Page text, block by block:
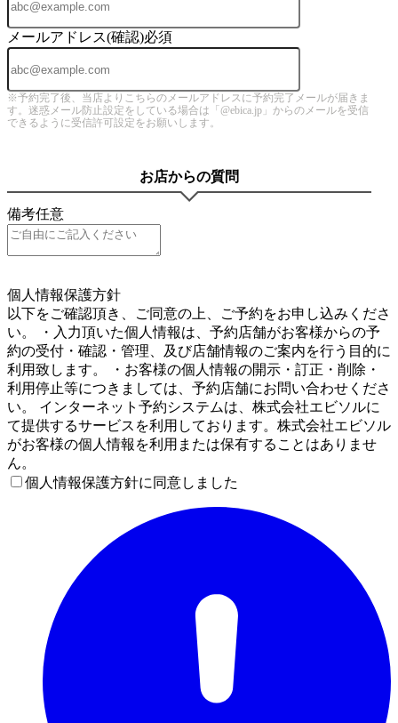
メールアドレス(確認)必須
※予約完了後、当店よりこちらのメールアドレスに予約完了メールが届きま
す。迷惑メール防止設定をしている場合は「@ebica.jp」からのメールを受信
できるように受信許可設定をお願いします。
お店からの質問
備考任意
個人情報保護方針
以下をご確認頂き、ご同意の上、ご予約をお申し込みくださ
い。 ・入力頂いた個人情報は、予約店舗がお客様からの予
約の受付・確認・管理、及び店舗情報のご案内を行う目的に
利用致します。 ・お客様の個人情報の開示・訂正・削除・
利用停止等につきましては、予約店舗にお問い合わせくださ
い。 インターネット予約システムは、株式会社エビソルに
て提供するサービスを利用しております。株式会社エビソル
がお客様の個人情報を利用または保有することはありませ
ん。
個人情報保護方針に同意しました